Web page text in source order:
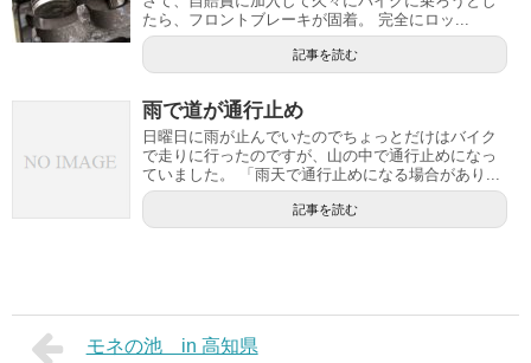
たら、フロントブレーキが固着。 完全にロッ...
記事を読む
雨で道が通行止め
日曜日に雨が止んでいたのでちょっとだけはバイク
で走りに行ったのですが、山の中で通行止めになっ
ていました。 「雨天で通行止めになる場合があり...
記事を読む
モネの池 in 高知県